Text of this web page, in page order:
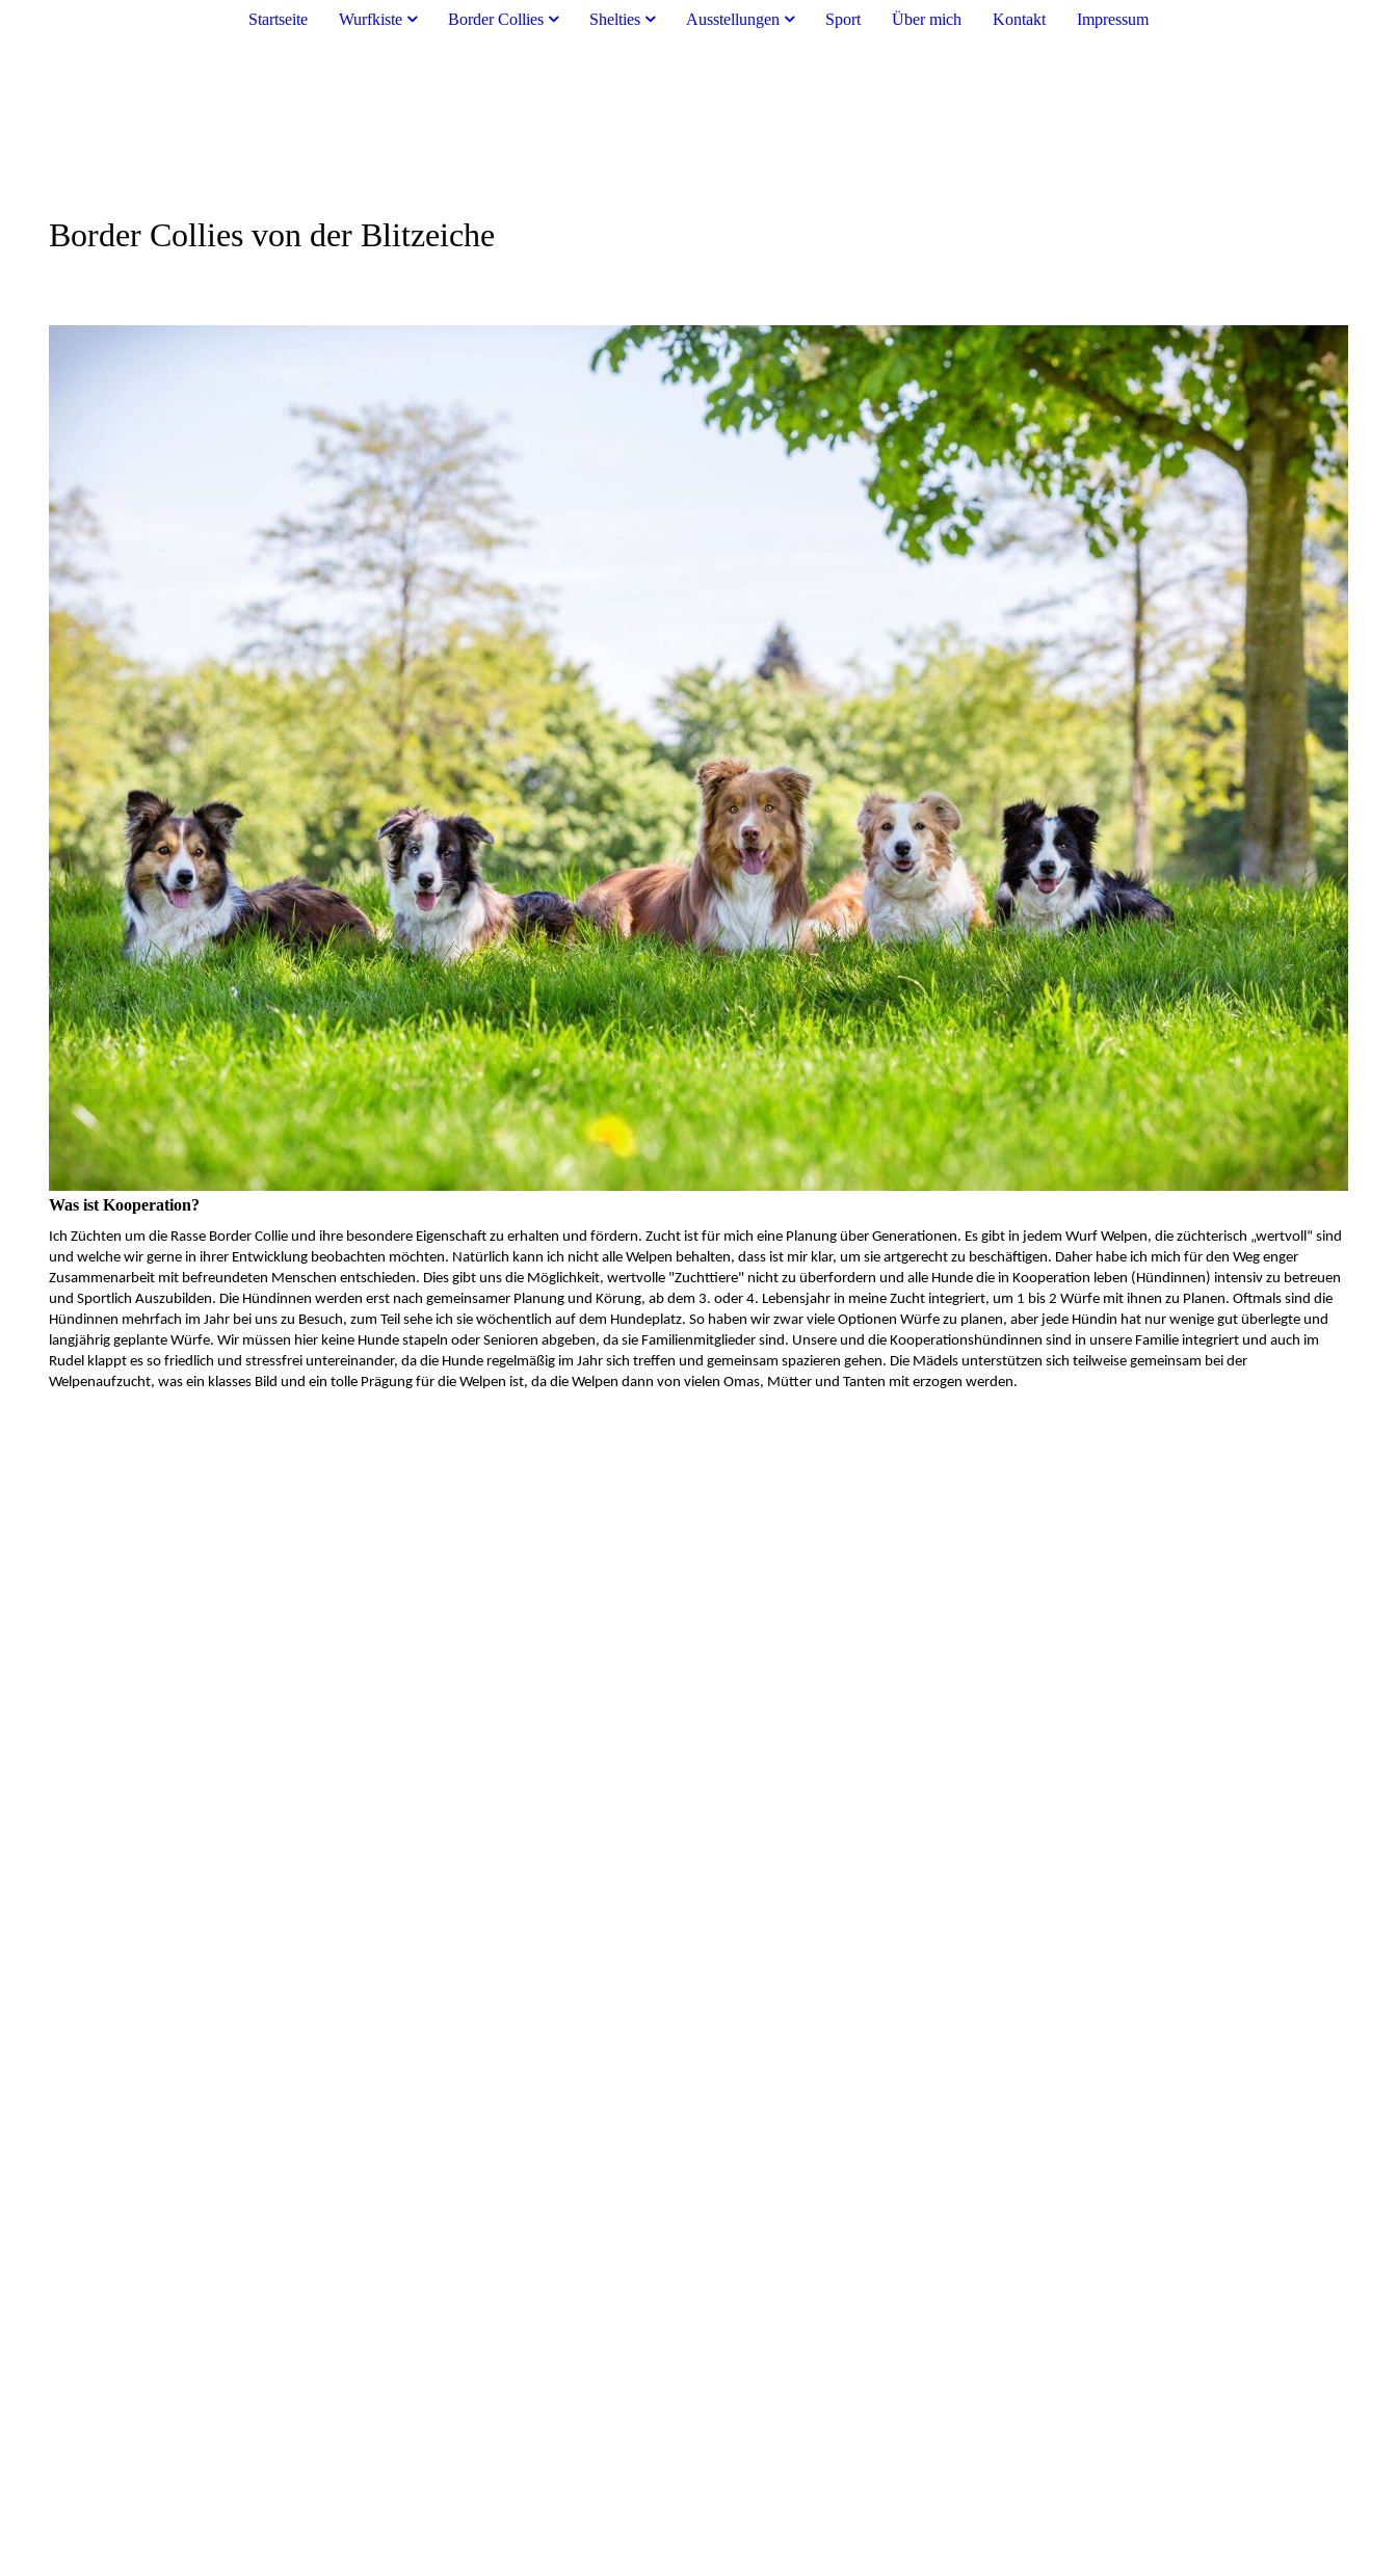
Startseite Wurfkiste Border Collies Shelties Ausstellungen Sport Über mich Kontakt Impressum
Border Collies von der Blitzeiche
Was ist Kooperation?
Ich Züchten um die Rasse Border Collie und ihre besondere Eigenschaft zu erhalten und fördern. Zucht ist für mich eine Planung über Generationen. Es gibt in jedem Wurf Welpen, die züchterisch „wertvoll“ sind
und welche wir gerne in ihrer Entwicklung beobachten möchten. Natürlich kann ich nicht alle Welpen behalten, dass ist mir klar, um sie artgerecht zu beschäftigen. Daher habe ich mich für den Weg enger
Zusammenarbeit mit befreundeten Menschen entschieden. Dies gibt uns die Möglichkeit, wertvolle "Zuchttiere" nicht zu überfordern und alle Hunde die in Kooperation leben (Hündinnen) intensiv zu betreuen
und Sportlich Auszubilden. Die Hündinnen werden erst nach gemeinsamer Planung und Körung, ab dem 3. oder 4. Lebensjahr in meine Zucht integriert, um 1 bis 2 Würfe mit ihnen zu Planen. Oftmals sind die
Hündinnen mehrfach im Jahr bei uns zu Besuch, zum Teil sehe ich sie wöchentlich auf dem Hundeplatz. So haben wir zwar viele Optionen Würfe zu planen, aber jede Hündin hat nur wenige gut überlegte und
langjährig geplante Würfe. Wir müssen hier keine Hunde stapeln oder Senioren abgeben, da sie Familienmitglieder sind. Unsere und die Kooperationshündinnen sind in unsere Familie integriert und auch im
Rudel klappt es so friedlich und stressfrei untereinander, da die Hunde regelmäßig im Jahr sich treffen und gemeinsam spazieren gehen. Die Mädels unterstützen sich teilweise gemeinsam bei der
Welpenaufzucht, was ein klasses Bild und ein tolle Prägung für die Welpen ist, da die Welpen dann von vielen Omas, Mütter und Tanten mit erzogen werden.